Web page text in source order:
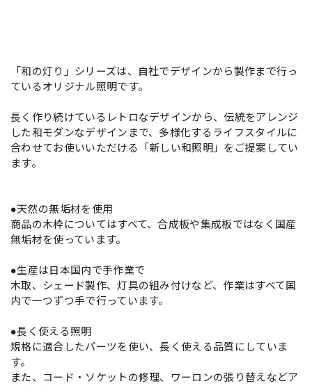
「和の灯り」シリーズは、自社でデザインから製作まで行っ
ているオリジナル照明です。
長く作り続けているレトロなデザインから、伝統をアレンジ
した和モダンなデザインまで、多様化するライフスタイルに
合わせてお使いいただける「新しい和照明」をご提案してい
ます。
●天然の無垢材を使用
商品の木枠についてはすべて、合成板や集成板ではなく国産
無垢材を使っています。
●生産は日本国内で手作業で
木取、シェード製作、灯具の組み付けなど、作業はすべて国
内で一つずつ手で行っています。
●長く使える照明
規格に適合したパーツを使い、長く使える品質にしていま
す。
また、コード・ソケットの修理、ワーロンの張り替えなどア